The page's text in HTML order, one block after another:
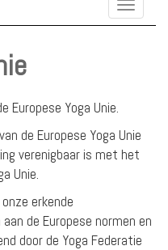
Toggle
Europese Yoga Unie.
de Europese Yoga Unie
verenigbaar is met het
Unie.
erkende
de Europese normen en
door de Yoga Federatie